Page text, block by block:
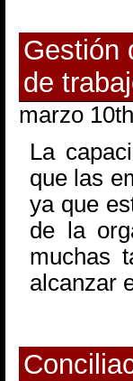
Gestión
de
marzo
La
que las
ya que
de la
muchas
alcanzar